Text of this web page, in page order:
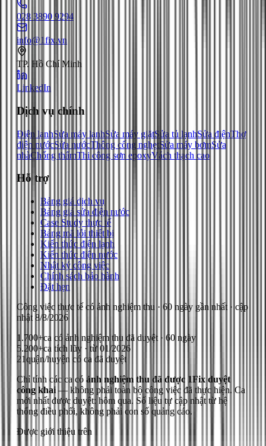
028 3890 9294
info@1fix.vn
TP. Hồ Chí Minh
LinkedIn
Dịch vụ chính
Điện lạnhSửa máy lạnhSửa máy giặtSửa tủ lạnhSửa điệnThợ
điện nướcSửa nướcThông cống nghẹtSửa máy bơmSửa
nhàChống thấmThi công sơn epoxyVách thạch cao
Hỗ trợ
Bảng giá dịch vụ
Bảng giá sửa điện nước
Case Study thực tế
Bảng mã lỗi thiết bị
Kiến thức điện lạnh
Kiến thức điện nước
Nhật ký công việc
Chính sách bảo hành
Đặt hẹn
Công việc thực tế có ảnh nghiệm thu · 60 ngày gần nhất · cập
nhật 8/8/2026
1.700+ca có ảnh nghiệm thu đã duyệt · 60 ngày
5.200+ca tích lũy · từ 01/2026
21quận/huyện có ca đã duyệt
Chỉ tính các ca có ảnh nghiệm thu đã được 1Fix duyệt
công khai — không phải toàn bộ công việc đã thực hiện. Ca
mới nhất được duyệt: hôm qua. Số liệu tự cập nhật từ hệ
thống điều phối, không phải con số quảng cáo.
Được giới thiệu trên